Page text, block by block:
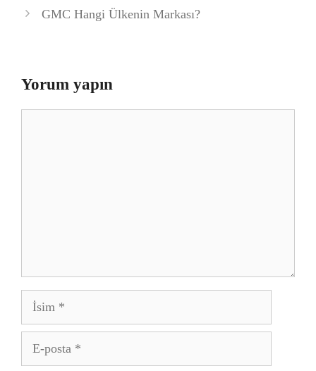
GMC Hangi Ülkenin Markası?
Yorum yapın
İsim
posta